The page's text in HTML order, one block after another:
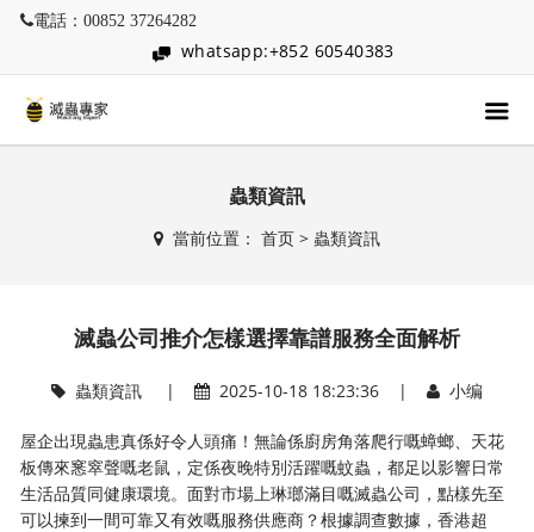
電話：00852 37264282
whatsapp:+852 60540383
蟲類資訊
當前位置： 首页> 蟲類資訊
滅蟲公司推介怎樣選擇靠譜服務全面解析
蟲類資訊| 2025-10-18 18:23:36 | 小编
屋企出現蟲患真係好令人頭痛！無論係廚房角落爬行嘅蟑螂、天花
板傳來窸窣聲嘅老鼠，定係夜晚特別活躍嘅蚊蟲，都足以影響日常
生活品質同健康環境。面對市場上琳瑯滿目嘅滅蟲公司，點樣先至
可以揀到一間可靠又有效嘅服務供應商？根據調查數據，香港超